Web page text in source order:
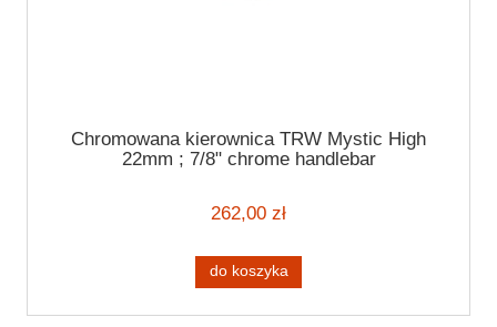
Chromowana kierownica TRW Mystic High
22mm ; 7/8" chrome handlebar
262,00 zł
do koszyka